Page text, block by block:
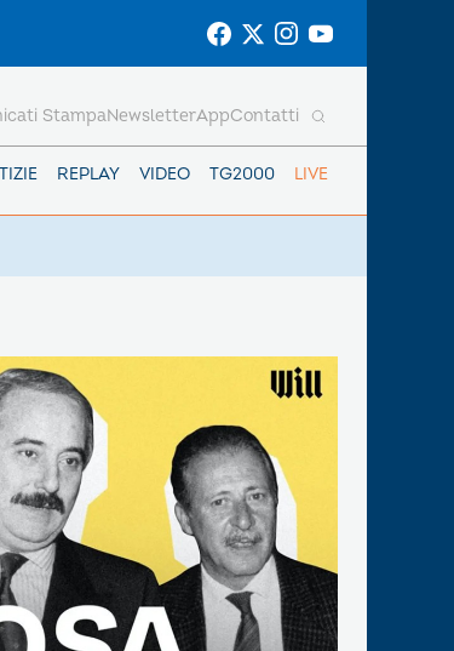
REPLAY VIDEO TG2000 LIVE
StampaNewsletterAppContatti